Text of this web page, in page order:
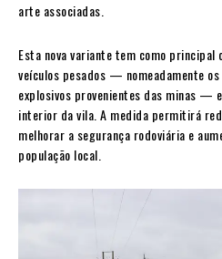
arte associadas.
Esta nova variante tem como
veículos pesados — nomeadamente
explosivos provenientes das minas —
interior da vila. A medida permitirá
melhorar a segurança rodoviária e
população local.